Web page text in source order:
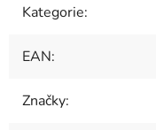
Kategorie:
EAN:
Značky: